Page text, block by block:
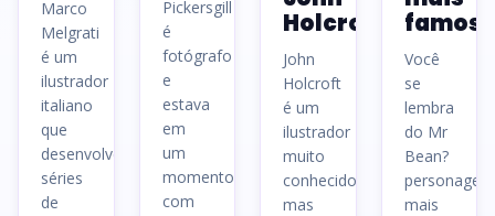
Marco
Melgrati
é um
ilustrador
italiano
que
desenvolve
séries
de
Pickersgill
é
fotógrafo
e
estava
em
um
momento
com
Holcroft
John
Holcroft
é um
ilustrador
muito
conhecido,
mas
Você
se
lembra
do Mr
Bean?
personagem
mais